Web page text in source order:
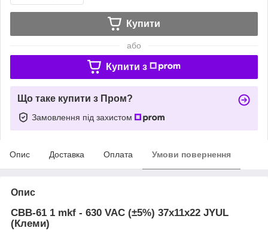
Купити
або
Купити з
Що таке купити з Пром?
Замовлення під захистом
Опис Доставка Оплата Умови повернення
Опис
CBB-61 1 mkf - 630 VAC (±5%) 37x11x22 JYUL
(Клеми)